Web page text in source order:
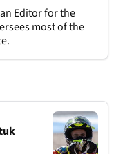
Editor for the
most of the